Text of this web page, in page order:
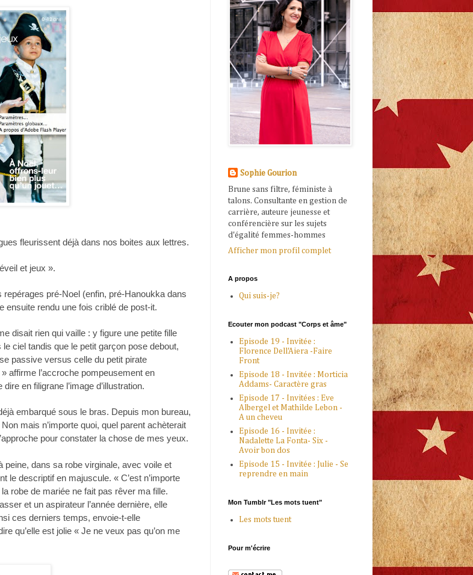
fleurissent déjà dans nos boites aux lettres.
et jeux ».
pré-Noel (enfin, pré-Hanoukka dans
ensuite rendu une fois criblé de post-it.
disait rien qui vaille : y figure une petite fille
ciel tandis que le petit garçon pose debout,
passive versus celle du petit pirate
affirme l’accroche pompeusement en
en filigrane l’image d’illustration.
embarqué sous le bras. Depuis mon bureau,
mais n’importe quoi, quel parent achèterait
pour constater la chose de mes yeux.
peine, dans sa robe virginale, avec voile et
le descriptif en majuscule. « C’est n’importe
robe de mariée ne fait pas rêver ma fille.
et un aspirateur l’année dernière, elle
ces derniers temps, envoie-t-elle
qu’elle est jolie « Je ne veux pas qu’on me
Sophie Gourion
Brune sans filtre, féministe à
talons. Consultante en gestion de
carrière, auteure jeunesse et
conférencière sur les sujets
d'égalité femmes-hommes
Afficher mon profil complet
A propos
Qui suis-je?
Ecouter mon podcast "Corps et âme"
Episode 19 - Invitée :
Florence Dell'Aiera -Faire
Front
Episode 18 - Invitée : Morticia
Addams- Caractère gras
Episode 17 - Invitées : Eve
Albergel et Mathilde Lebon -
A un cheveu
Episode 16 - Invitée :
Nadalette La Fonta- Six -
Avoir bon dos
Episode 15 - Invitée : Julie - Se
reprendre en main
Mon Tumblr "Les mots tuent"
Les mots tuent
Pour m'écrire